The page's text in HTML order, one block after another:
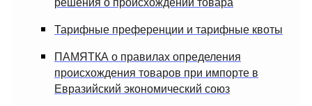
Тарифные преференции и тарифные квоты
ПАМЯТКА о правилах определения
происхождения товаров при импорте в
Евразийский экономический союз